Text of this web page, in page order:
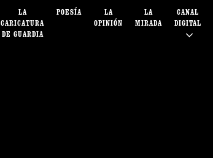
LA
CARICATURA
DE GUARDIA
POESÍA
LA
OPINIÓN
LA
MIRADA
CANAL
DIGITAL